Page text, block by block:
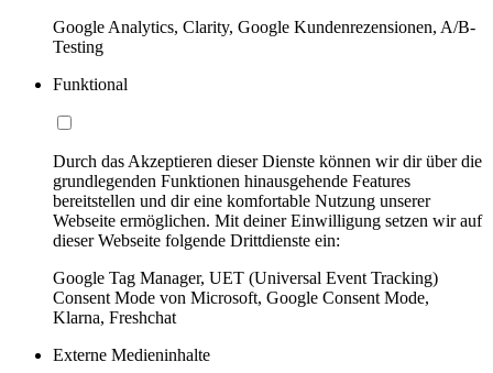
Google Analytics, Clarity, Google Kundenrezensionen, A/B-
Testing
Funktional
Durch das Akzeptieren dieser Dienste können wir dir über die
grundlegenden Funktionen hinausgehende Features
bereitstellen und dir eine komfortable Nutzung unserer
Webseite ermöglichen. Mit deiner Einwilligung setzen wir auf
dieser Webseite folgende Drittdienste ein:
Google Tag Manager, UET (Universal Event Tracking)
Consent Mode von Microsoft, Google Consent Mode,
Klarna, Freshchat
Externe Medieninhalte